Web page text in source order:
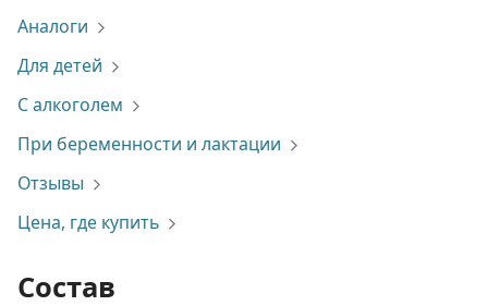
Аналоги
Для детей
С алкоголем
При беременности и лактации
Отзывы
Цена, где купить
Состав